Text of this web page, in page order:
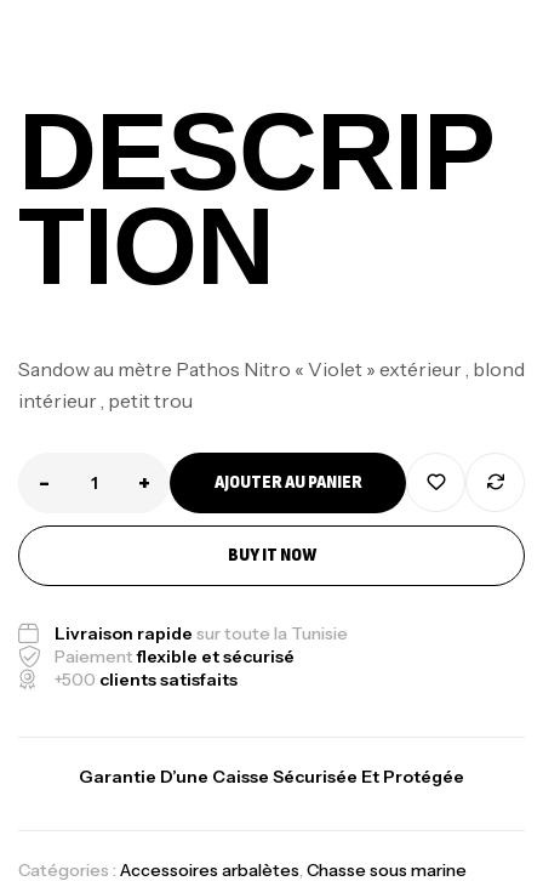
DESCRIP
TION
Sandow au mètre Pathos Nitro « Violet » extérieur , blond
intérieur , petit trou
- + AJOUTER AU PANIER
BUY IT NOW
Livraison rapide sur toute la Tunisie
Paiementflexible et sécurisé
+500 clients satisfaits
Garantie D’une Caisse Sécurisée Et Protégée
Catégories : Accessoires arbalètes, Chasse sous marine
Canne Jigging Sunset Massive Attack
1.83m 120/250gr 30kg
Cannes,Jigging
د.ت379,000
Bagagerie,Surfcasting